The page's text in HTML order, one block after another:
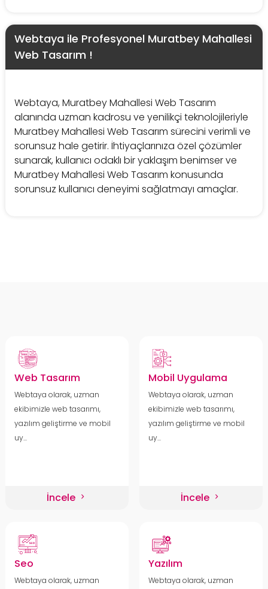
Webtaya ile Profesyonel Muratbey Mahallesi
Web Tasarım !
Webtaya, Muratbey Mahallesi Web Tasarım
alanında uzman kadrosu ve yenilikçi teknolojileriyle
Muratbey Mahallesi Web Tasarım sürecini verimli ve
sorunsuz hale getirir. İhtiyaçlarınıza özel çözümler
sunarak, kullanıcı odaklı bir yaklaşım benimser ve
Muratbey Mahallesi Web Tasarım konusunda
sorunsuz kullanıcı deneyimi sağlatmayı amaçlar.
Web Tasarım
Webtaya olarak, uzman
ekibimizle web tasarımı,
yazılım geliştirme ve mobil
uy...
İncele
Mobil Uygulama
Webtaya olarak, uzman
ekibimizle web tasarımı,
yazılım geliştirme ve mobil
uy...
İncele
Seo
Webtaya olarak, uzman
Yazılım
Webtaya olarak, uzman